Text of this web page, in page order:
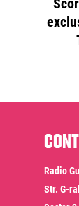
Radio
Str. G-